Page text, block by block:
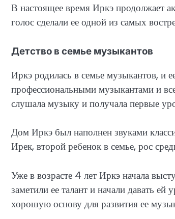
В настоящее время Иркэ продолжает
голос сделали ее одной из самых
Детство в семье музыкантов
Иркэ родилась в семье музыкантов, и
профессиональными музыкантами и
слушала музыку и получала первые
Дом Иркэ был наполнен звуками
Ирек, второй ребенок в семье, рос
Уже в возрасте 4 лет Иркэ начала
заметили ее талант и начали давать
хорошую основу для развития ее